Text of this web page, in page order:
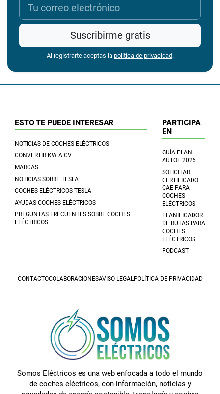
Suscribirme gratis
Al registrarte aceptas la política de privacidad.
ESTO TE PUEDE INTERESAR
NOTICIAS DE COCHES ELÉCTRICOS
CONVERTIR KW A CV
MARCAS
NOTICIAS SOBRE TESLA
COCHES ELÉCTRICOS TESLA
AYUDAS COCHES ELÉCTRICOS
PREGUNTAS FRECUENTES SOBRE COCHES
ELÉCTRICOS
PARTICIPA
EN
GUÍA PLAN
AUTO+ 2026
SOLICITAR
CERTIFICADO
CAE PARA
COCHES
ELÉCTRICOS
PLANIFICADOR
DE RUTAS PARA
COCHES
ELÉCTRICOS
PODCAST
CONTACTOCOLABORACIONESAVISO LEGAL POLÍTICA DE PRIVACIDAD
Somos Eléctricos es una web enfocada a todo el mundo
de coches eléctricos, con información, noticias y